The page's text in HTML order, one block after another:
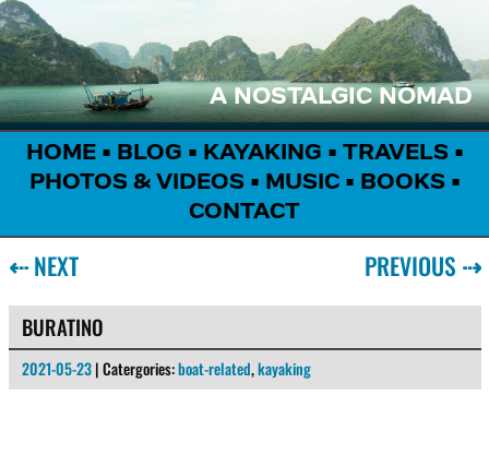
A NOSTALGIC NOMAD
HOME• BLOG • KAYAKING • TRAVELS •
PHOTOS & VIDEOS • MUSIC• BOOKS •
CONTACT
PREVIOUS ⇢
⇠NEXT
BURATINO
2021-05-23| Catergories:boat-related,kayaking